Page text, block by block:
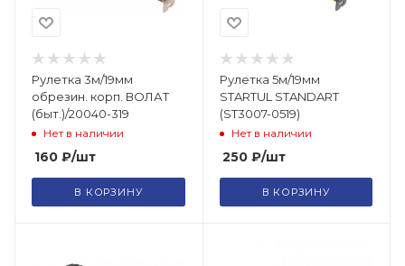
Рулетка 3м/19мм
обрезин. корп. ВОЛАТ
(быт.)/20040-319
Нет в наличии
160 ₽/шт
В КОРЗИНУ
Рулетка 5м/19мм
STARTUL STANDART
(ST3007-0519)
Нет в наличии
250₽/шт
В КОРЗИНУ